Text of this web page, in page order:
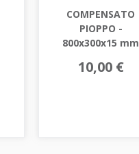
COMPENSATO
PIOPPO -
800x300x15 mm
10,00 €